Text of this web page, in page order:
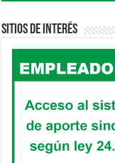
Sitios de interés